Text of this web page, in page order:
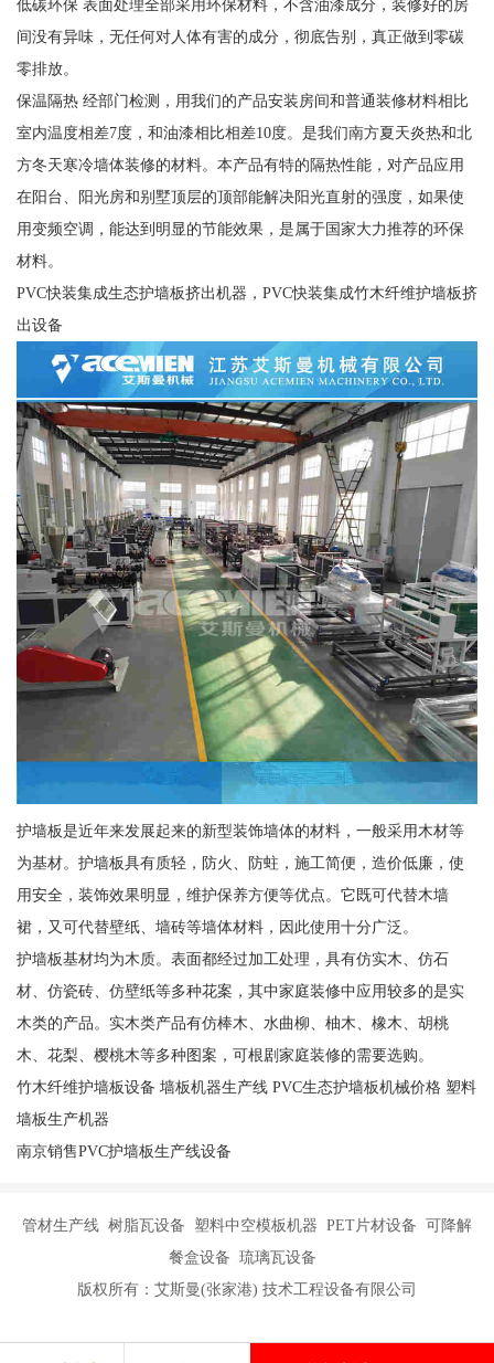
低碳环保 表面处理全部采用环保材料，不含油漆成分，装修好的房
间没有异味，无任何对人体有害的成分，彻底告别，真正做到零碳
零排放。
保温隔热 经部门检测，用我们的产品安装房间和普通装修材料相比
室内温度相差7度，和油漆相比相差10度。是我们南方夏天炎热和北
方冬天寒冷墙体装修的材料。本产品有特的隔热性能，对产品应用
在阳台、阳光房和别墅顶层的顶部能解决阳光直射的强度，如果使
用变频空调，能达到明显的节能效果，是属于国家大力推荐的环保
材料。
PVC快装集成生态护墙板挤出机器，PVC快装集成竹木纤维护墙板挤
出设备
护墙板是近年来发展起来的新型装饰墙体的材料，一般采用木材等
为基材。护墙板具有质轻，防火、防蛀，施工简便，造价低廉，使
用安全，装饰效果明显，维护保养方便等优点。它既可代替木墙
裙，又可代替壁纸、墙砖等墙体材料，因此使用十分广泛。
护墙板基材均为木质。表面都经过加工处理，具有仿实木、仿石
材、仿瓷砖、仿壁纸等多种花案，其中家庭装修中应用较多的是实
木类的产品。实木类产品有仿棒木、水曲柳、柚木、橡木、胡桃
木、花梨、樱桃木等多种图案，可根剧家庭装修的需要选购。
竹木纤维护墙板设备 墙板机器生产线 PVC生态护墙板机械价格 塑料
墙板生产机器
南京销售PVC护墙板生产线设备
管材生产线 树脂瓦设备 塑料中空模板机器 PET片材设备 可降解
餐盒设备 琉璃瓦设备
版权所有：艾斯曼(张家港) 技术工程设备有限公司